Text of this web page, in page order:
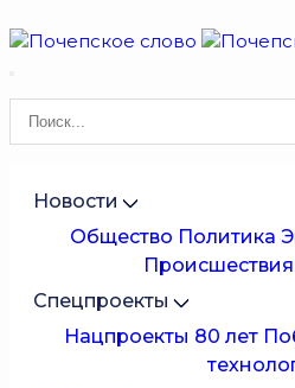
Новости
Общество Политика
Происшествия
Спецпроекты
Нацпроекты 80 лет